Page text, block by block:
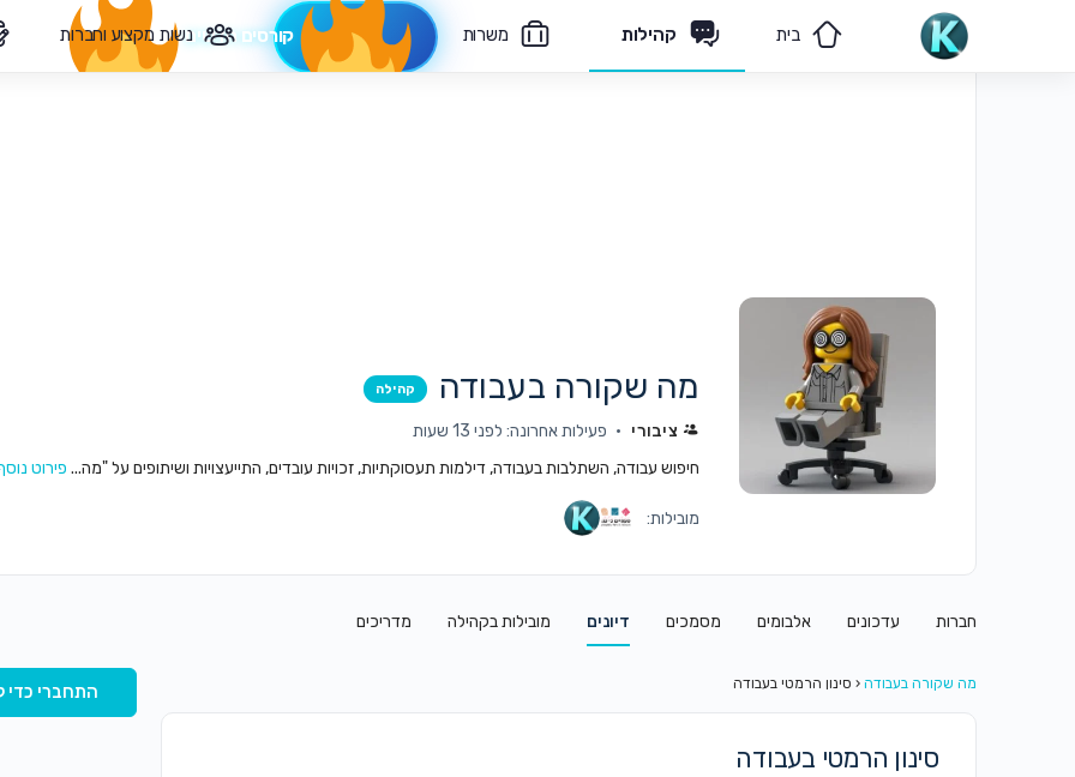
בית קהילות משרות קורסים חדשיםנשות מקצוע וחברות
מה שקורה בעבודה קהילה
ציבורי
פעילות אחרונה: לפני 13 שעות
חיפוש עבודה, השתלבות בעבודה, דילמות תעסוקתיות, זכויות עובדים, התייעצויות ושיתופים על "מה... פירוט
מובילות:
חברות עדכונים אלבומים מסמכים דיונים מובילות בקהילה מדריכים
מה שקורה בעבודה ‹ סינון הרמטי בעבודה
סינון הרמטי בעבודה
התחברי כדי